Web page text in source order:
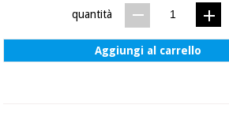
quantità
Aggiungi al carrello